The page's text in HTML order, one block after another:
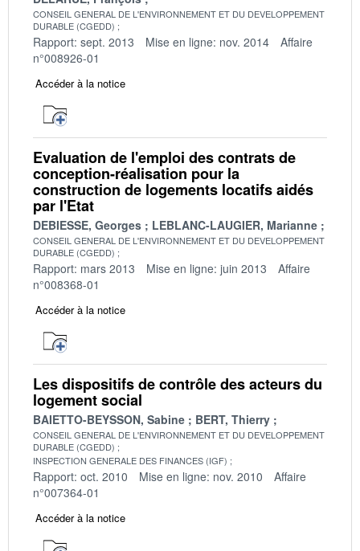
CONSEIL GENERAL DE L'ENVIRONNEMENT ET DU DEVELOPPEMENT
DURABLE (CGEDD)
Rapport: sept. 2013 Mise en ligne: nov. 2014
Affaire
n°008926-01
Accéder à la notice
Evaluation de l'emploi des contrats de
conception-réalisation pour la
construction de logements locatifs aidés
par l'Etat
DEBIESSE, Georges LEBLANC-LAUGIER, Marianne
CONSEIL GENERAL DE L'ENVIRONNEMENT ET DU DEVELOPPEMENT
DURABLE (CGEDD)
Rapport: mars 2013 Mise en ligne: juin 2013
Affaire
n°008368-01
Accéder à la notice
Les dispositifs de contrôle des acteurs du
logement social
BAIETTO-BEYSSON, Sabine BERT, Thierry
CONSEIL GENERAL DE L'ENVIRONNEMENT ET DU DEVELOPPEMENT
DURABLE (CGEDD)
INSPECTION GENERALE DES FINANCES (IGF)
Rapport: oct. 2010 Mise en ligne: nov. 2010
Affaire
n°007364-01
Accéder à la notice